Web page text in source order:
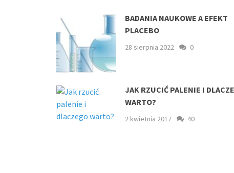
BADANIA NAUKOWE A EFEKT
PLACEBO
28 sierpnia 2022 0
JAK RZUCIĆ PALENIE I
WARTO?
2 kwietnia 2017 40